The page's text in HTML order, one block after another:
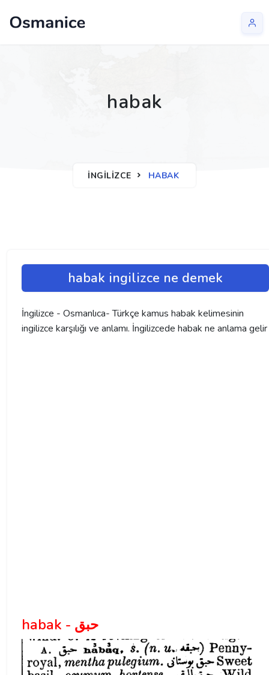
habak
İNGILIZCE HABAK
habak ingilizce ne demek
İngilizce - Osmanlıca- Türkçe kamus habak kelimesinin
ingilizce karşılığı ve anlamı. İngilizcede habak ne anlama gelir
habak - حبق